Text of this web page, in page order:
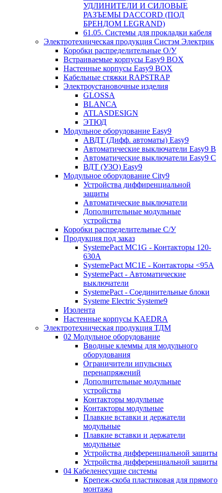
УДЛИНИТЕЛИ И СИЛОВЫЕ
РАЗЪЕМЫ DACCORD (ПОД
БРЕНДОМ LEGRAND)
61.05. Системы для прокладки кабеля
Электротехническая продукция Систэм Электрик
Коробки распределительные О/У
Встраиваемые корпусы Easy9 BOX
Настенные корпусы Easy9 BOX
Кабельные стяжки RAPSTRAP
Электроустановочные изделия
GLOSSA
BLANCA
ATLASDESIGN
ЭТЮД
Модульное оборудование Easy9
АВДТ (Дифф. автоматы) Easy9
Автоматические выключатели Easy9 В
Автоматические выключатели Easy9 С
ВДТ (УЗО) Easy9
Модульное оборудование City9
Устройства диффиренциальной
защиты
Автоматические выключатели
Дополнительные модульные
устройства
Коробки распределительные C/У
Продукция под заказ
SystemePact MC1G - Контакторы 120-
630A
SystemePact MC1E - Контакторы <95A
SystemePact - Автоматические
выключатели
SystemePact - Соединительные блоки
Systeme Electric Systeme9
Изолента
Настенные корпусы KAEDRA
Электротехническая продукция ТДМ
02 Модульное оборудование
Вводные клеммы для модульного
оборудования
Ограничители ипульсных
перенапряжений
Дополнительные модульные
устройства
Контакторы модульные
Контакторы модульные
Плавкие вставки и держатели
модульные
Плавкие вставки и держатели
модульные
Устройства дифференциальной защиты
Устройства дифференциальной защиты
04 Кабеленесущие системы
Крепеж-скоба пластиковая для прямого
монтажа